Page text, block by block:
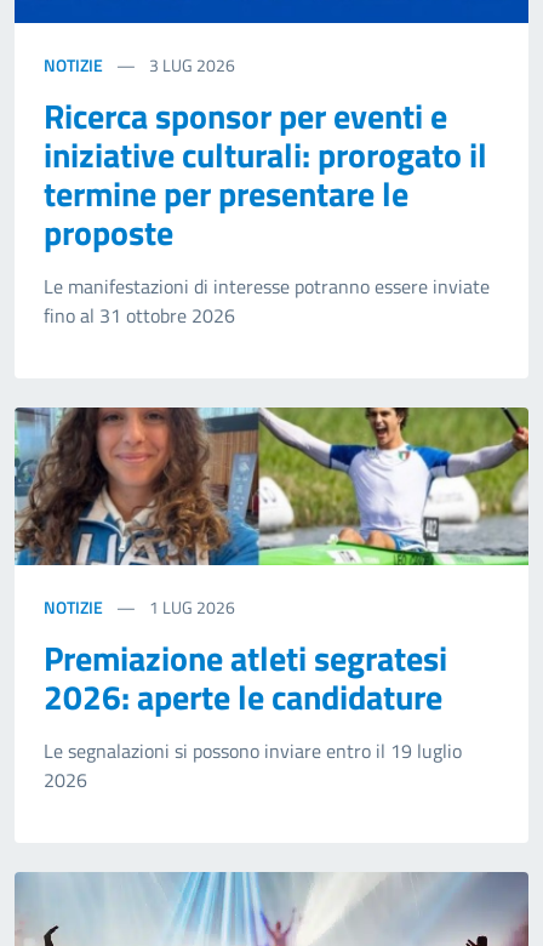
NOTIZIE 3 LUG 2026
Ricerca sponsor per eventi e
iniziative culturali: prorogato il
termine per presentare le
proposte
Le manifestazioni di interesse potranno essere inviate
fino al 31 ottobre 2026
NOTIZIE 1 LUG 2026
Premiazione atleti segratesi
2026: aperte le candidature
Le segnalazioni si possono inviare entro il 19 luglio
2026